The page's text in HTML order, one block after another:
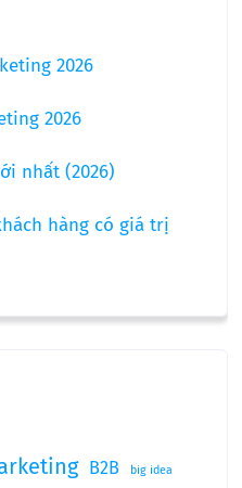
2026
2026
nhất (2026)
hàng có giá trị
B2B big idea